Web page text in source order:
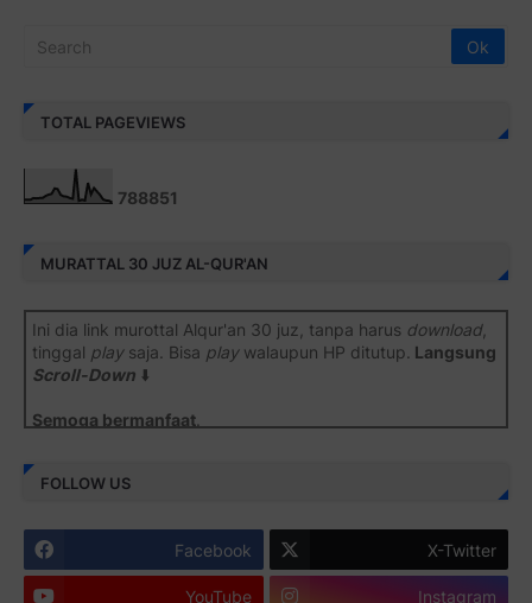
TOTAL PAGEVIEWS
788851
MURATTAL 30 JUZ AL-QUR'AN
Ini dia link murottal Alqur'an 30 juz, tanpa harus download,
tinggal playsaja. Bisa playwalaupun HP ditutup. Langsung
Scroll-Down ⬇️
Semoga bermanfaat.
Juz 1 ⇨
Juz 3 ⇨ http://j.mp/2bFSrtF
FOLLOW US
Facebook X-Twitter
YouTube Instagram